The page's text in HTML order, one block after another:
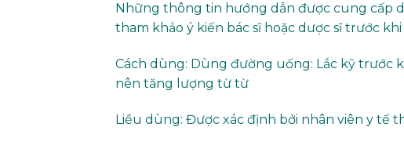
Những thông tin hướng dẫn được cung cấp
tham khảo ý kiến bác sĩ hoặc dược sĩ trước
Cách dùng: Dùng đường uống: Lắc kỹ
nên tăng lượng từ từ
Liều dùng: Được xác định bởi nhân viên y tế